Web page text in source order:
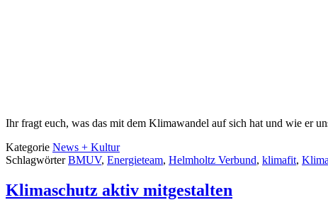
Ihr fragt euch, was das mit dem Klimawandel auf sich hat und wie
Kategorie News + Kultur
SchlagwörterBMUV, Energieteam, Helmholtz Verbund, klimafit,
Klimaschutz aktiv mitgestalten